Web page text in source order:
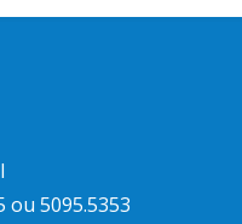
ou 5095.5353